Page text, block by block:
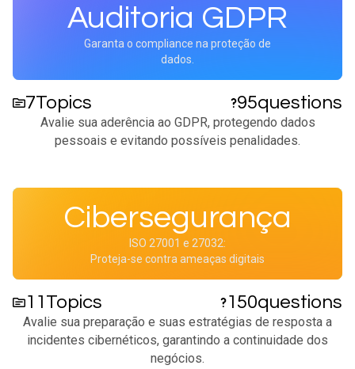
Auditoria GDPR
Garanta o compliance na proteção de
dados.
7Topics 95questions
Avalie sua aderência ao GDPR, protegendo dados
pessoais e evitando possíveis penalidades.​
Cibersegurança
ISO 27001 e 27032:
Proteja-se contra ameaças digitais
11 Topics 150questions
Avalie sua preparação e suas estratégias de resposta a
incidentes cibernéticos, garantindo a continuidade dos
negócios.​